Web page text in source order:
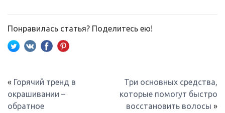
Понравилась статья? Поделитесь ею!
« Горячий тренд в
окрашивании –
обратное
Три основных средства,
которые помогут быстро
восстановить волосы »